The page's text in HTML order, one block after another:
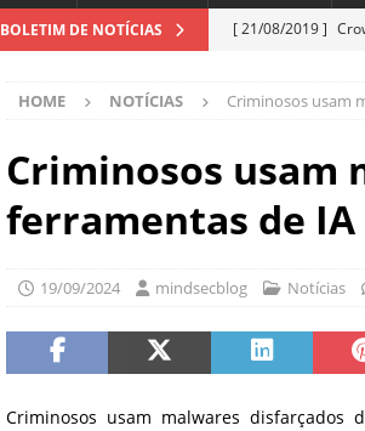
BOLETIM DE NOTÍCIAS [ 21/08/2019 ]
[ 06/08/2026 ]
IA
NOTÍCIAS
[ 06/08/2026 ]
[ 06/08/2026 ]
HOME NOTÍCIAS Criminosos usam
Criminosos usam
ferramentas de IA
19/09/2024 mindsecblog Notícias
Criminosos usam malwares